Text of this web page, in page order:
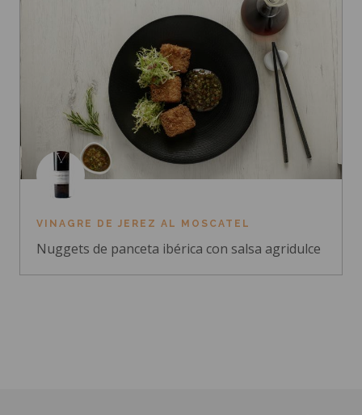
VINAGRE DE JEREZ AL MOSCATEL
Nuggets de panceta ibérica con salsa agridulce